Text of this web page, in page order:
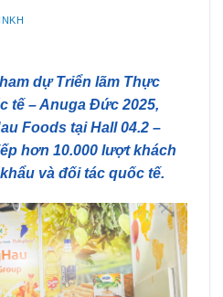
dự Triển lãm Thực
tế – Anuga Đức 2025,
Foods tại Hall 04.2 –
hơn 10.000 lượt khách
và đối tác quốc tế.